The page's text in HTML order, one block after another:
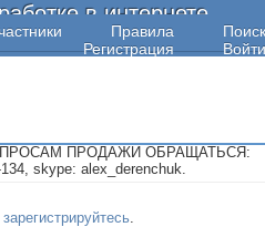
в интернете
Правила
Поиск
Регистрация
Войти
ПРОДАЖИ ОБРАЩАТЬСЯ:
skype: alex_derenchuk.
зарегистрируйтесь